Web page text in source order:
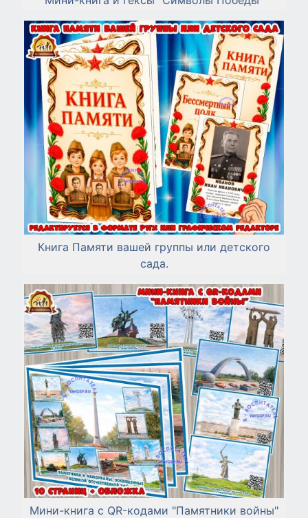
Книга Памяти вашей группы или детского
сада.
Мини-книга с QR-кодами "Памятники войны"